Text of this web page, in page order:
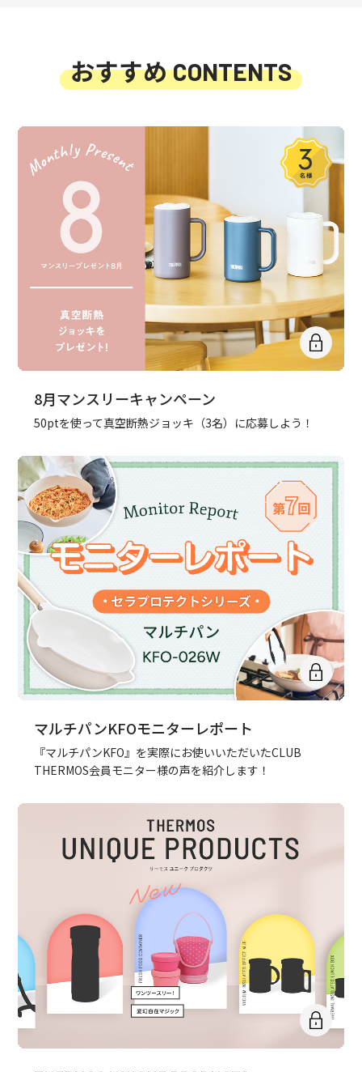
おすすめCONTENTS
8月マンスリーキャンペーン
50ptを使って真空断熱ジョッキ（3名）に応募しよう！
マルチパンKFOモニターレポート
『マルチパンKFO』を実際にお使いいただいたCLUB
THERMOS会員モニター様の声を紹介します！